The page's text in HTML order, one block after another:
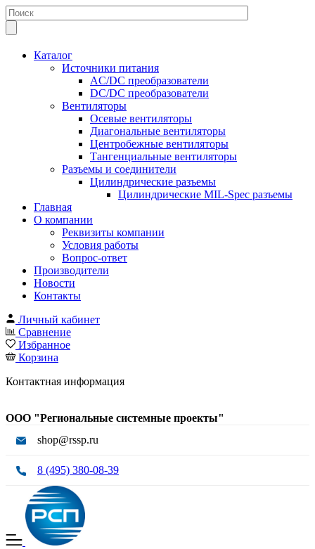
Каталог
Источники питания
AC/DC преобразователи
DC/DC преобразователи
Вентиляторы
Осевые вентиляторы
Диагональные вентиляторы
Центробежные вентиляторы
Тангенциальные вентиляторы
Разъемы и соединители
Цилиндрические разъемы
Цилиндрические MIL-Spec разъемы
Главная
О компании
Реквизиты компании
Условия работы
Вопрос-ответ
Производители
Новости
Контакты
Личный кабинет
Сравнение
Избранное
Корзина
Контактная информация
ООО "Региональные системные проекты"
shop@rssp.ru
8 (495) 380-08-39